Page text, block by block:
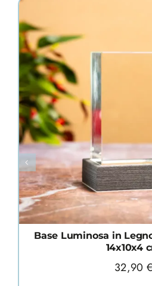
Base Luminosa in
14x10x4
32,90 €